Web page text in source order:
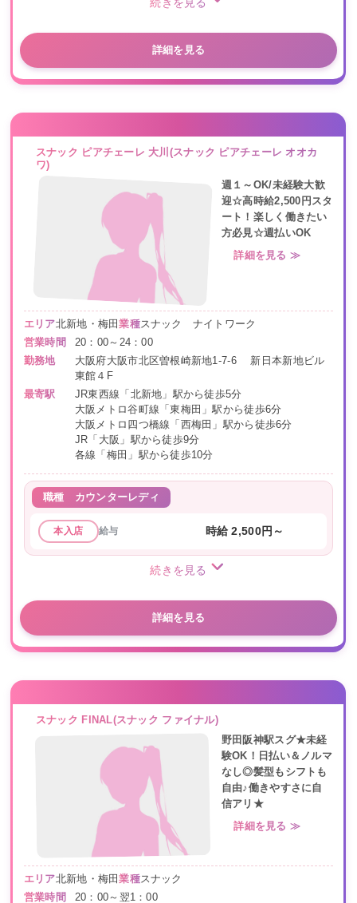
詳細を見る
スナック ピアチェーレ 大川(スナック ピアチェーレ オオカ
ワ)
週１～OK/未経験大歓
迎☆高時給2,500円スタ
ート！楽しく働きたい
方必見☆週払いOK
詳細を見る ≫
エリア北新地・梅田業種スナック ナイトワーク
営業時間
20：00～24：00
勤務地
大阪府大阪市北区曽根崎新地1-7-6 新日本新地ビル
東館４F
最寄駅
JR東西線「北新地」駅から徒歩5分
大阪メトロ谷町線「東梅田」駅から徒歩6分
大阪メトロ四つ橋線「西梅田」駅から徒歩6分
JR「大阪」駅から徒歩9分
各線「梅田」駅から徒歩10分
職種 カウンターレディ
本入店 給与 時給 2,500円～
続きを見る
詳細を見る
スナック FINAL(スナック ファイナル)
野田阪神駅スグ★未経
験OK！日払い＆ノルマ
なし◎髪型もシフトも
自由♪働きやすさに自
信アリ★
詳細を見る ≫
エリア北新地・梅田業種スナック
営業時間
20：00～翌1：00